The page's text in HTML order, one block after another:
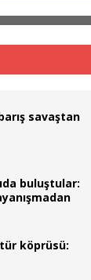
savaştan
buluştular:
köprüsü: